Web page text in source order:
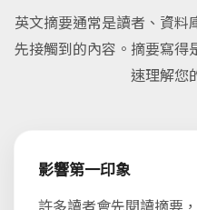
英文摘要通常是讀者、資料
先接觸到的內容。摘要寫得
速理解您
影響第一印象
許多讀者會先閱讀摘要